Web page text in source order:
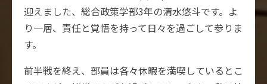
迎えました、総合政策学部3年の清水悠斗です。よ
り一層、責任と覚悟を持って日々を過ごして参りま
す。
前半戦を終え、部員は各々休暇を満喫しているとこ